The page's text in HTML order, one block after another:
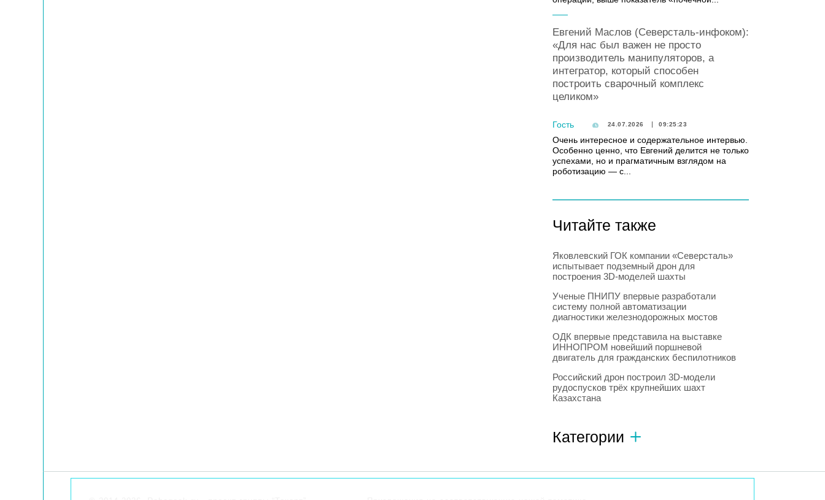
Евгений Маслов (Северсталь-инфоком):
«Для нас был важен не просто
производитель манипуляторов, а
интегратор, который способен
построить сварочный комплекс
целиком»
Гость 24.07.2026 09:25:23
Очень интересное и содержательное интервью.
Особенно ценно, что Евгений делится не только
успехами, но и прагматичным взглядом на
роботизацию — с...
Читайте также
Яковлевский ГОК компании «Северсталь»
испытывает подземный дрон для
построения 3D-моделей шахты
Ученые ПНИПУ впервые разработали
систему полной автоматизации
диагностики железнодорожных мостов
ОДК впервые представила на выставке
ИННОПРОМ новейший поршневой
двигатель для гражданских беспилотников
Российский дрон построил 3D-модели
рудоспусков трёх крупнейших шахт
Казахстана
Категории